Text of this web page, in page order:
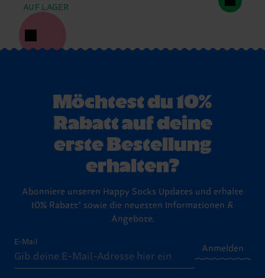
AUF LAGER
Möchtest du 10%
Rabatt auf deine
erste Bestellung
erhalten?
Abonniere unseren Happy Socks Updates und erhalte
10% Rabatt* sowie die neuesten Informationen &
Angebote.
E-Mail
Anmelden